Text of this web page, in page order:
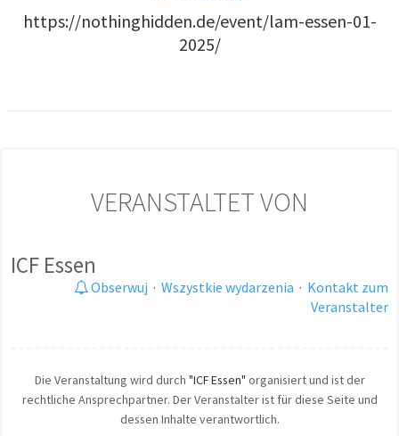
https://nothinghidden.de/event/lam-essen-01-
2025/
VERANSTALTET VON
ICF Essen
Obserwuj · Wszystkie wydarzenia · Kontakt zum
Veranstalter
Die Veranstaltung wird durch "ICF Essen" organisiert und ist der
rechtliche Ansprechpartner. Der Veranstalter ist für diese Seite und
dessen Inhalte verantwortlich.